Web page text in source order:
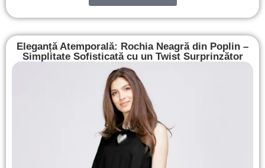
Eleganță Atemporală: Rochia Neagră din Poplin –
Simplitate Sofisticată cu un Twist Surprinzător